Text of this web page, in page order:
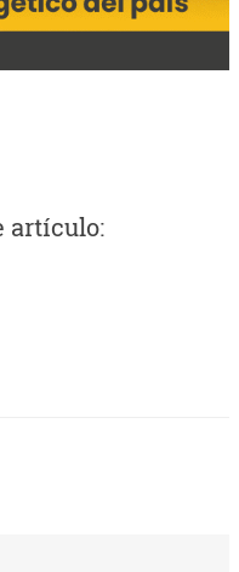
artículo: